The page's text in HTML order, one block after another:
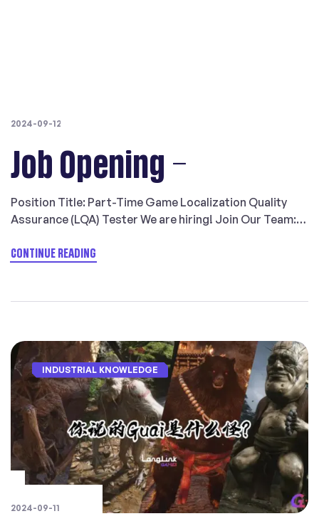
《Neo Cab》、《战争机器系列》、《十字军之王 III》和
《群星》等
2024-09-12
Job Opening –
Position Title: Part-Time Game Localization Quality
Assurance (LQA) Tester We are hiring! Join Our Team:
Tester Wanted! Are you passionate about video games
Localization Quality Assurance (LQA) Tester!
CONTINUE READING
INDUSTRIAL KNOWLEDGE
2024-09-11